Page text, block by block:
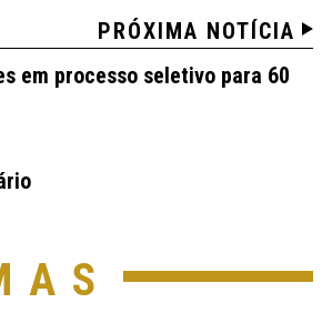
PRÓXIMA NOTÍCIA
em processo seletivo para 60